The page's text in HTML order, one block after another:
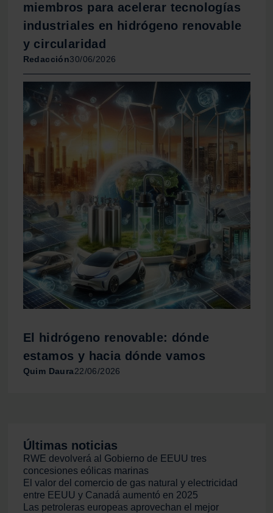
miembros para acelerar tecnologías
industriales en hidrógeno renovable
y circularidad
Redacción30/06/2026
El hidrógeno renovable: dónde
estamos y hacia dónde vamos
Quim Daura22/06/2026
Últimas noticias
RWE devolverá al Gobierno de EEUU tres
concesiones eólicas marinas
El valor del comercio de gas natural y electricidad
entre EEUU y Canadá aumentó en 2025
Las petroleras europeas aprovechan el mejor